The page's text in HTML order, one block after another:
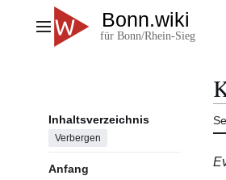
springenHauptmenü
Inhaltsverzeichnis
Verbergen
Anfang